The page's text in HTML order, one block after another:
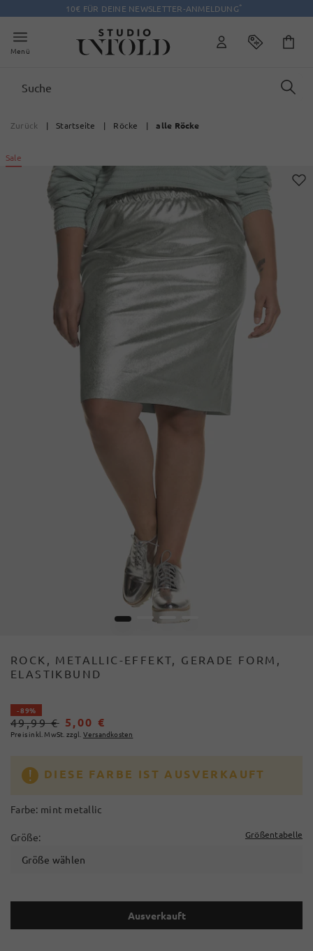
10€ FÜR DEINE NEWSLETTER-ANMELDUNG*
Menü
Zurück | Startseite | Röcke | alle Röcke
Sale
1 4
ROCK, METALLIC-EFFEKT, GERADE FORM,
ELASTIKBUND
- 89%
49,99 € 5,00 €
Preis inkl. MwSt. zzgl. Versandkosten
DIESE FARBE IST AUSVERKAUFT
Farbe: mint metallic
Größe: Größentabelle
Größe wählen
Ausverkauft